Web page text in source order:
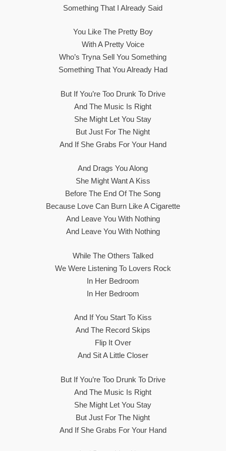
Something That I Already Said
You Like The Pretty Boy
With A Pretty Voice
Who’s Tryna Sell You Something
Something That You Already Had
But If You’re Too Drunk To Drive
And The Music Is Right
She Might Let You Stay
But Just For The Night
And If She Grabs For Your Hand
And Drags You Along
She Might Want A Kiss
Before The End Of The Song
Because Love Can Burn Like A Cigarette
And Leave You With Nothing
And Leave You With Nothing
While The Others Talked
We Were Listening To Lovers Rock
In Her Bedroom
In Her Bedroom
And If You Start To Kiss
And The Record Skips
Flip It Over
And Sit A Little Closer
But If You’re Too Drunk To Drive
And The Music Is Right
She Might Let You Stay
But Just For The Night
And If She Grabs For Your Hand